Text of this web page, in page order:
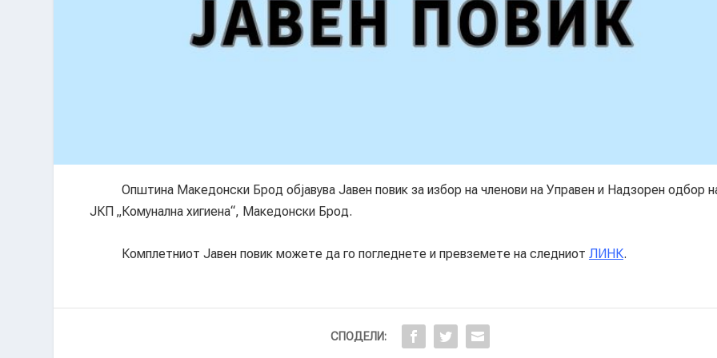
Општина Македонски Брод објавува Јавен повик за избор на членови на Управен и Надзорен одбор
ЈКП „Комунална хигиена“, Македонски Брод.
Комплетниот Јавен повик можете да го погледнете и превземете на следниот ЛИНК.
СПОДЕЛИ: